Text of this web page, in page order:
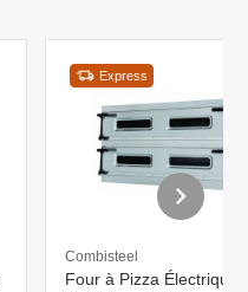
Express
Combisteel
Four à Pizza Électrique